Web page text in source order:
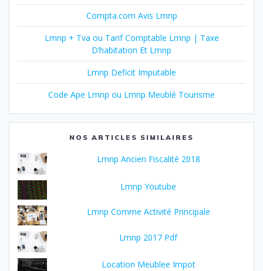
Compta.com Avis Lmnp
Lmnp + Tva ou Tarif Comptable Lmnp | Taxe
D’habitation Et Lmnp
Lmnp Deficit Imputable
Code Ape Lmnp ou Lmnp Meublé Tourisme
NOS ARTICLES SIMILAIRES
Lmnp Ancien Fiscalité 2018
Lmnp Youtube
Lmnp Comme Activité Principale
Lmnp 2017 Pdf
Location Meublee Impot